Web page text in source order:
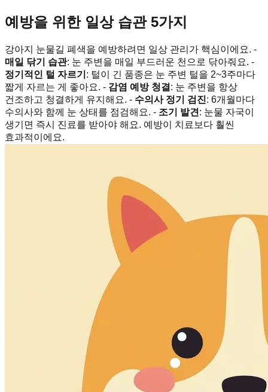
예방을 위한 일상 습관 5가지
강아지 눈물길 폐색을 예방하려면 일상 관리가 핵심이에요. -
매일 닦기 습관: 눈 주변을 매일 부드러운 천으로 닦아줘요. -
정기적인 털 자르기 : 털이 긴 품종은 눈 주변 털을 2~3주마다
짧게 자르는 게 좋아요. - 감염 예방 청결 : 눈 주변을 항상
건조하고 청결하게 유지해요. - 수의사 정기 검진: 6개월마다
수의사와 함께 눈 상태를 점검해요. - 조기 발견 : 눈물 자국이
생기면 즉시 진료를 받아야 해요. 예방이 치료보다 훨씬
효과적이에요.